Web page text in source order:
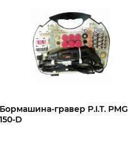
Бормашина-гравер P.I.T. PMG
150-D